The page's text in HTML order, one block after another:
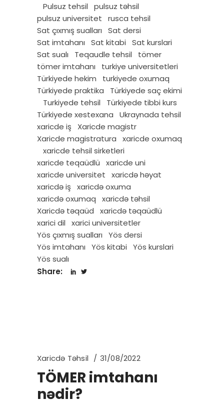
Pulsuz tehsil
pulsuz təhsil
pulsuz universitet
rusca tehsil
Sat çıxmış sualları
Sat dersi
Sat imtahanı
Sat kitabi
Sat kurslari
Sat sualı
Teqaudle tehsil
tömer
tömer imtahanı
turkiye universitetleri
Türkiyede hekim
turkiyede oxumaq
Türkiyede praktika
Türkiyede saç ekimi
Turkiyede tehsil
Türkiyede tibbi kurs
Türkiyede xestexana
Ukraynada tehsil
xaricde iş
Xaricde magistr
Xaricde magistratura
xaricde oxumaq
xaricde tehsil sirketleri
xaricde teqaüdlü
xaricde uni
xaricde universitet
xaricdə həyat
xaricdə iş
xaricdə oxuma
xaricdə oxumaq
xaricdə təhsil
Xaricdə təqaüd
xaricdə təqaüdlü
xarici dil
xarici universitetler
Yös çıxmış sualları
Yös dersi
Yös imtahanı
Yös kitabi
Yös kurslari
Yös sualı
Share:
Xaricdə Təhsil 31/08/2022
TÖMER imtahanı
nədir?